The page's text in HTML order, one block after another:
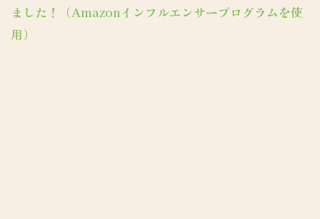
ました！（Amazonインフルエンサープログラムを使
用）